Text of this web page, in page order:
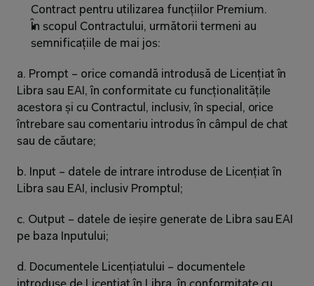
Contract pentru utilizarea funcțiilor Premium.
În scopul Contractului, următorii termeni au
semnificațiile de mai jos:
a. Prompt – orice comandă introdusă de Licențiat în
Libra sau EAI, în conformitate cu funcționalitățile
acestora și cu Contractul, inclusiv, în special, orice
întrebare sau comentariu introdus în câmpul de chat
sau de căutare;
b. Input – datele de intrare introduse de Licențiat în
Libra sau EAI, inclusiv Promptul;
c. Output – datele de ieșire generate de Libra sau EAI
pe baza Inputului;
d. Documentele Licențiatului – documentele